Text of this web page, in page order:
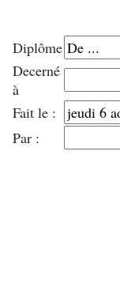
Diplôme
Decerné
à
Fait le :
Par :